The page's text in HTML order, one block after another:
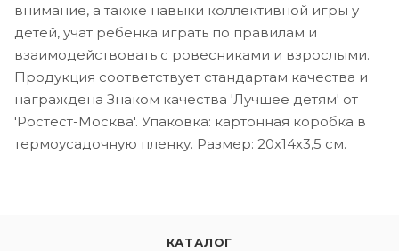
внимание, а также навыки коллективной игры у
детей, учат ребенка играть по правилам и
взаимодействовать с ровесниками и взрослыми.
Продукция соответствует стандартам качества и
награждена Знаком качества 'Лучшее детям' от
'Ростест-Москва'. Упаковка: картонная коробка в
термоусадочную пленку. Размер: 20х14х3,5 см.
КАТАЛОГ